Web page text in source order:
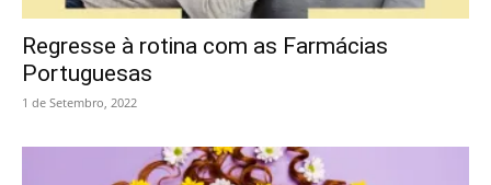
Regresse à rotina com as Farmácias
Portuguesas
1 de Setembro, 2022